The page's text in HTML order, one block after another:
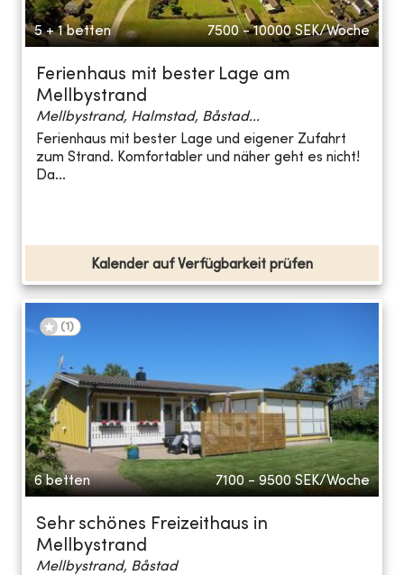
5 + 1 betten 7500 - 10000 SEK/Woche
Ferienhaus mit bester Lage am
Mellbystrand
Mellbystrand, Halmstad, Båstad...
Ferienhaus mit bester Lage und eigener Zufahrt
zum Strand. Komfortabler und näher geht es nicht!
Da...
Kalender auf Verfügbarkeit prüfen
(1 )
6 betten 7100 - 9500 SEK/Woche
Sehr schönes Freizeithaus in
Mellbystrand
Mellbystrand, Båstad